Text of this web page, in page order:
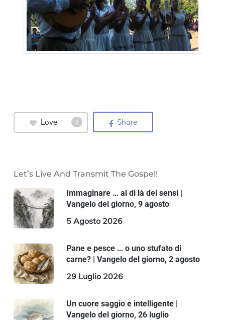
Love 3 Share
Let’s Live And Transmit The Gospel!
Immaginare … al di là dei sensi |
Vangelo del giorno, 9 agosto
5 Agosto 2026
Pane e pesce … o uno stufato di
carne? | Vangelo del giorno, 2 agosto
29 Luglio 2026
Un cuore saggio e intelligente |
Vangelo del giorno, 26 luglio